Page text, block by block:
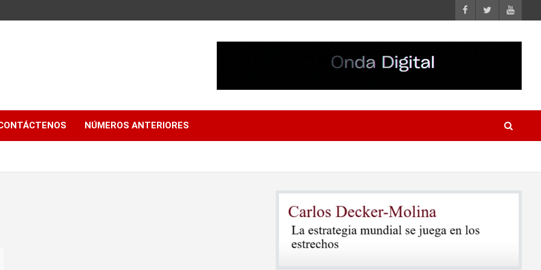
NÚMEROS ANTERIORES